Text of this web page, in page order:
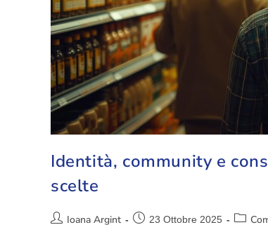
Identità, community e
scelte
Ioana Argint 23 Ottobre 2025